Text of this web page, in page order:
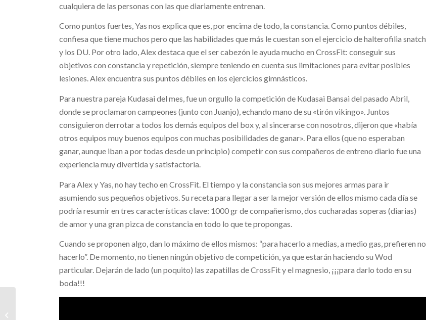
cualquiera de las personas con las que diariamente entrenan.
Como puntos fuertes, Yas nos explica que es, por encima de todo, la constancia. Como puntos débiles,
confiesa que tiene muchos pero que las habilidades que más le cuestan son el ejercicio de halterofilia snatch
y los DU. Por otro lado, Alex destaca que el ser cabezón le ayuda mucho en CrossFit: conseguir sus
objetivos con constancia y repetición, siempre teniendo en cuenta sus limitaciones para evitar posibles
lesiones. Alex encuentra sus puntos débiles en los ejercicios gimnásticos.
Para nuestra pareja Kudasai del mes, fue un orgullo la competición de Kudasai Bansai del pasado Abril,
donde se proclamaron campeones (junto con Juanjo), echando mano de su «tirón vikingo». Juntos
consiguieron derrotar a todos los demás equipos del box y, al sincerarse con nosotros, dijeron que «había
otros equipos muy buenos equipos con muchas posibilidades de ganar». Para ellos (que no esperaban
ganar, aunque iban a por todas desde un principio) competir con sus compañeros de entreno diario fue una
experiencia muy divertida y satisfactoria.
Para Alex y Yas, no hay techo en CrossFit. El tiempo y la constancia son sus mejores armas para ir
asumiendo sus pequeños objetivos. Su receta para llegar a ser la mejor versión de ellos mismo cada día se
podría resumir en tres características clave: 1000 gr de compañerismo, dos cucharadas soperas (diarias)
de amor y una gran pizca de constancia en todo lo que te propongas.
Cuando se proponen algo, dan lo máximo de ellos mismos: “para hacerlo a medias, a medio gas, prefieren no
hacerlo”. De momento, no tienen ningún objetivo de competición, ya que estarán haciendo su Wod
particular. Dejarán de lado (un poquito) las zapatillas de CrossFit y el magnesio, ¡¡¡para darlo todo en su
boda!!!